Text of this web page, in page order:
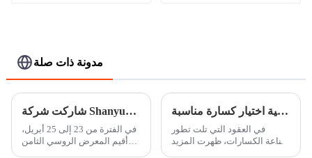
مدونة ذات صلة
شاركت شركة Shanyue للصناعات الثقيلة في MiningWorld روسيا 2024
في الفترة من 23 إلى 25 أبريل،
أقيم المعرض الروسي الثامن
كيفية اختيار كسارة مناسبة
في العقود التي تلت تطور
صناعة الكسارات، ظهرت المزيد